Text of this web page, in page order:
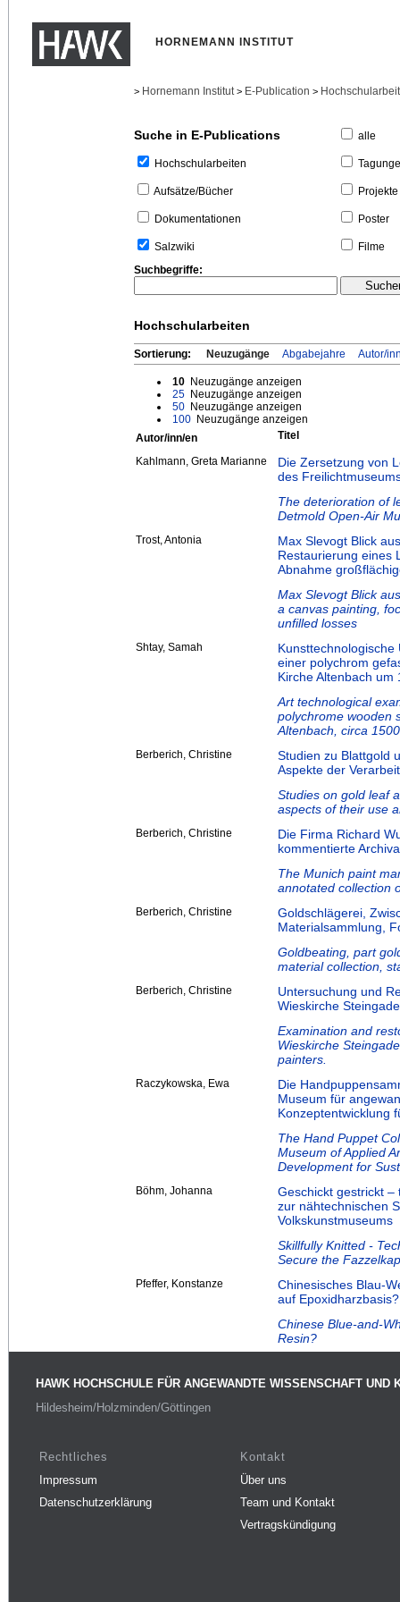
HORNEMANN INSTITUT
> Hornemann Institut > E-Publication >
Suche in E-Publications
Hochschularbeiten
Aufsätze/Bücher
Dokumentationen
Salzwiki
alle
Projekte
Poster
Filme
Suchbegriffe:
Hochschularbeiten
Sortierung: Neuzugänge Abgabejahre Autor/
10 Neuzugänge anzeigen
25 Neuzugänge anzeigen
50 Neuzugänge anzeigen
100 Neuzugänge anzeigen
Autor/inn/en
Titel
Kahlmann, Greta Marianne
Die Zersetzung von
des
The deterioration of
Detmold Open-Air
Trost, Antonia
Max Slevogt Blick
Restaurierung eines
Abnahme
Max Slevogt Blick
a canvas painting,
unfilled losses
Shtay, Samah
einer polychrom
Kirche Altenbach um
Art technological
polychrome wooden
Altenbach, circa
Berberich, Christine
Studien zu Blattgold
Aspekte der
Studies on gold leaf
aspects of their use
Berberich, Christine
Die Firma Richard
kommentierte
The Munich paint
annotated collection
Berberich, Christine
Goldschlägerei,
Materialsammlung,
Goldbeating, part
material collection,
Berberich, Christine
Untersuchung und
Wieskirche
Examination and
Wieskirche
painters.
Raczykowska, Ewa
Die
Museum für
Konzeptentwicklung
The Hand Puppet
Museum of Applied
Development for
Böhm, Johanna
Geschickt gestrickt –
zur nähtechnischen
Volkskunstmuseums
Skillfully Knitted -
Secure the
Pfeffer, Konstanze
Chinesisches Blau-
auf Epoxidharzbasis?
Chinese Blue-and-
Resin?
HAWK HOCHSCHULE FÜR ANGEWANDTE WISSENSCHAFT UND
Hildesheim/Holzminden/Göttingen
Rechtliches
Impressum
Datenschutzerklärung
Kontakt
Über uns
Team und Kontakt
Vertragskündigung